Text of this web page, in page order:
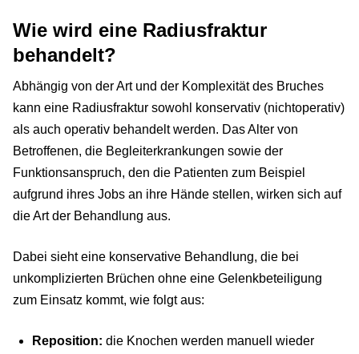
Wie wird eine Radiusfraktur
behandelt?
Abhängig von der Art und der Komplexität des Bruches
kann eine Radiusfraktur sowohl konservativ (nichtoperativ)
als auch operativ behandelt werden. Das Alter von
Betroffenen, die Begleiterkrankungen sowie der
Funktionsanspruch, den die Patienten zum Beispiel
aufgrund ihres Jobs an ihre Hände stellen, wirken sich auf
die Art der Behandlung aus.
Dabei sieht eine konservative Behandlung, die bei
unkomplizierten Brüchen ohne eine Gelenkbeteiligung
zum Einsatz kommt, wie folgt aus:
Reposition: die Knochen werden manuell wieder